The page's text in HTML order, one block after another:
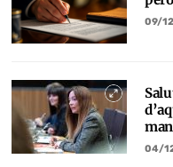
09/
04/